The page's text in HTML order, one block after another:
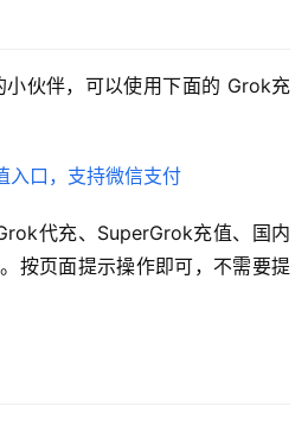
小伙伴，可以使用下面的 Grok充
入口，支持微信支付
代充、SuperGrok充值、国内
按页面提示操作即可，不需要提